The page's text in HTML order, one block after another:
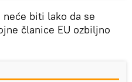
biti lako da se
članice EU ozbiljno